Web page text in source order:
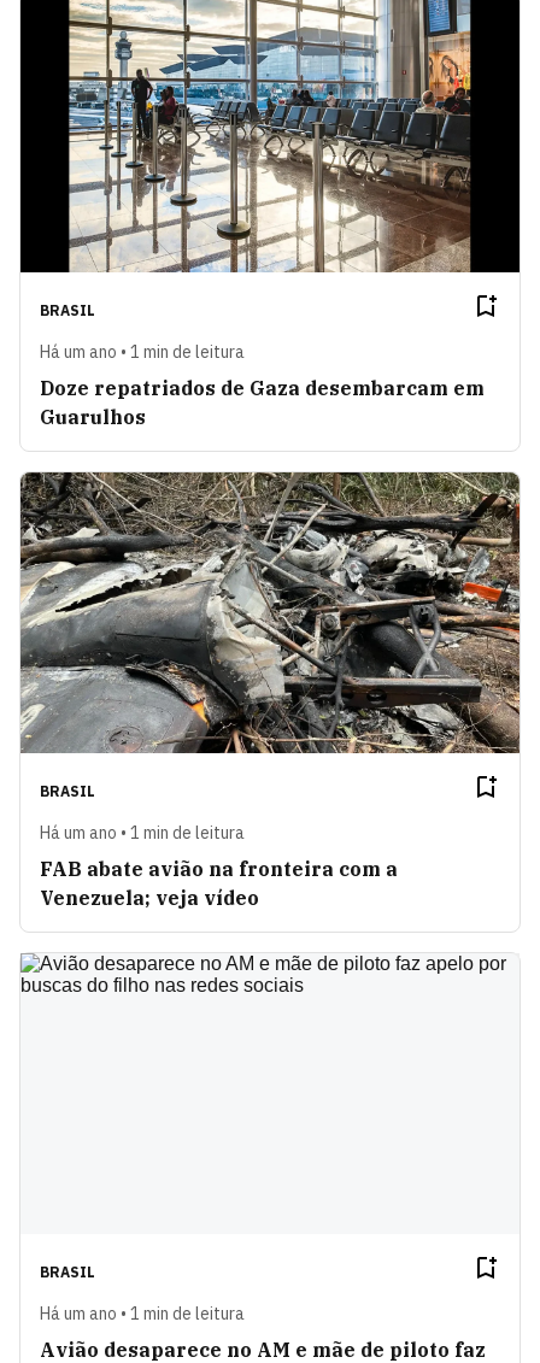
BRASIL
Há um ano • 1 min de leitura
Doze repatriados de Gaza desembarcam em
Guarulhos
BRASIL
Há um ano • 1 min de leitura
FAB abate avião na fronteira com a
Venezuela; veja vídeo
BRASIL
Há um ano • 1 min de leitura
Avião desaparece no AM e mãe de piloto faz